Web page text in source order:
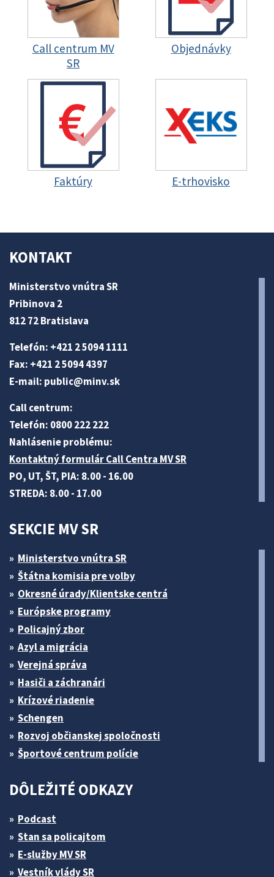
Call centrum MV
SR
Objednávky
Faktúry E-trhovisko
KONTAKT
Ministerstvo vnútra SR
Pribinova 2
812 72 Bratislava
Telefón: +421 2 5094 1111
Fax: +421 2 5094 4397
E-mail: public@minv.sk
Call centrum:
Telefón: 0800 222 222
Nahlásenie problému:
Kontaktný formulár Call Centra MV SR
PO, UT, ŠT, PIA: 8.00 - 16.00
STREDA: 8.00 - 17.00
SEKCIE MV SR
Ministerstvo vnútra SR
Štátna komisia pre volby
Okresné úrady/Klientske centrá
Európske programy
Policajný zbor
Azyl a migrácia
Verejná správa
Hasiči a záchranári
Krízové riadenie
Schengen
Rozvoj občianskej spoločnosti
Športové centrum polície
DÔLEŽITÉ ODKAZY
Podcast
Stan sa policajtom
E-služby MV SR
Vestník vlády SR